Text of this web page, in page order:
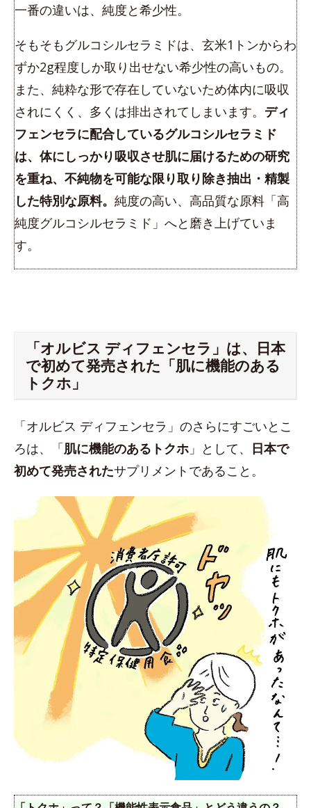
一番の違いは、純度と希少性。
そもそもグルコシルセラミドは、玄米1トンからわ
ずか2g程度しか取り出せない希少性の高いもの。
また、純粋な形で存在していないため体内に吸収
されにくく、多くは排出されてしまいます。 ディ
フェンセラに配合しているグルコシルセラミド
は、体にしっかり吸収させ肌に届けるための研究
を重ね、不純物を可能な限り取り除き抽出・精製
した特別な原料。 純度の高い、高品質な原料「高
純度グルコシルセラミド」へと磨き上げていま
す。
「オルビス ディフェンセラ」は、日本
で初めて発売された「肌に機能のある
トクホ」
「オルビス ディフェンセラ」のさらにすごいとこ
ろは、「肌に機能のあるトクホ 」として、 日本で
初めて発売されたサプリメントであること。